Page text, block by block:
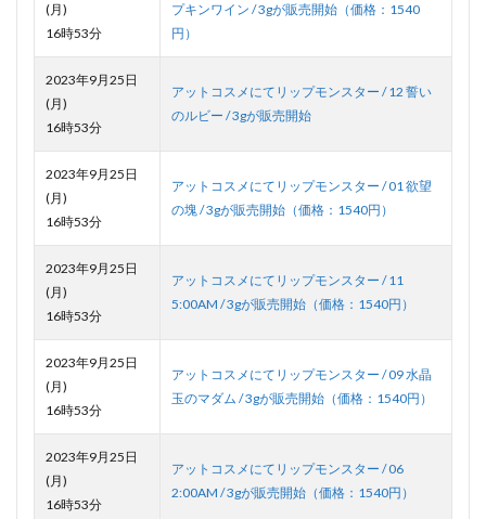
(月)
16時53分
プキンワイン / 3gが販売開始（価格：1540
円）
2023年9月25日
(月)
16時53分
アットコスメにてリップモンスター / 12 誓い
のルビー / 3gが販売開始
2023年9月25日
(月)
16時53分
アットコスメにてリップモンスター / 01 欲望
の塊 / 3gが販売開始（価格：1540円）
2023年9月25日
(月)
16時53分
アットコスメにてリップモンスター / 11
5:00AM / 3gが販売開始（価格：1540円）
2023年9月25日
(月)
16時53分
アットコスメにてリップモンスター / 09 水晶
玉のマダム / 3gが販売開始（価格：1540円）
2023年9月25日
(月)
16時53分
アットコスメにてリップモンスター / 06
2:00AM / 3gが販売開始（価格：1540円）